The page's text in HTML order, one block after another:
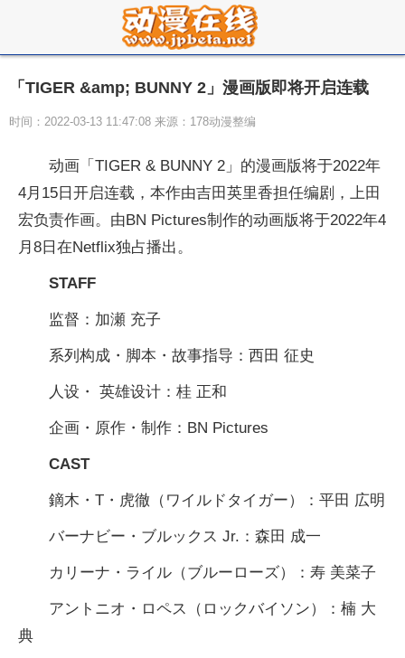
「TIGER &amp; BUNNY 2」漫画版即将开启连载
时间：2022-03-13 11:47:08 来源：178动漫整编
动画「TIGER & BUNNY 2」的漫画版将于2022年
4月15日开启连载，本作由吉田英里香担任编剧，上田
宏负责作画。由BN Pictures制作的动画版将于2022年4
月8日在Netflix独占播出。
STAFF
监督：加瀬 充子
系列构成・脚本・故事指导：西田 征史
人设・ 英雄设计：桂 正和
企画・原作・制作：BN Pictures
CAST
鏑木・T・虎徹（ワイルドタイガー）：平田 広明
バーナビー・ブルックス Jr.：森田 成一
カリーナ・ライル（ブルーローズ）：寿 美菜子
アントニオ・ロペス（ロックバイソン）：楠 大
典